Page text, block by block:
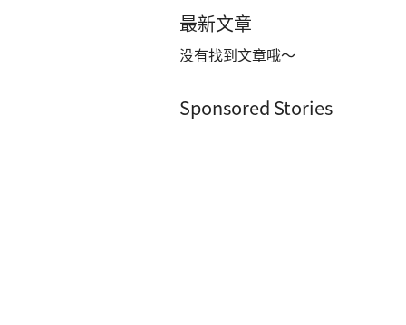
最新文章
没有找到文章哦～
Sponsored Stories